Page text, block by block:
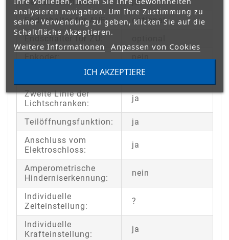
Endschalter für AUF:
optional
Endschalter für ZU:
Enkoder:
nein
STEUERUNGSFUNKTIONEN:
Zweite Linie der
Lichtschranken:
ja
Teilöffnungsfunktion:
ja
Anschluss vom
Elektroschloss:
ja
Amperometrische
Hinderniserkennung:
nein
Individuelle
Zeiteinstellung:
?
Individuelle
Krafteinstellung:
ja
analysieren navigation. Um Ihre Zustimmung zu
seiner Verwendung zu geben, klicken Sie auf die
Schaltfläche Akzeptieren.
Weitere Informationen Anpassen von Cookies
ICH AKZEPTIERE